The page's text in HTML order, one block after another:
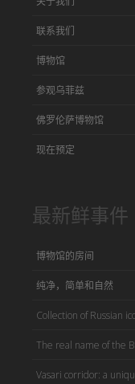
联系我们
博物馆
参观乌菲兹
佛罗伦萨博物馆
现在预定
最新鲜事件
博物馆的房间
纯净，简单和自然
Collection of Russian
The real name of the
Vasari corridor: a